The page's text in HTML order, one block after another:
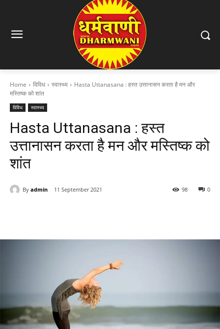
Home विविध स्वास्थ्य
Hasta Uttanasana : हस्त उत्तानासन करता है मन और
मस्तिष्क को शांत
विविध स्वास्थ्य
Hasta Uttanasana : हस्त
उत्तानासन करता है मन और मस्तिष्क को
शांत
By admin 11 September 2021 0
98